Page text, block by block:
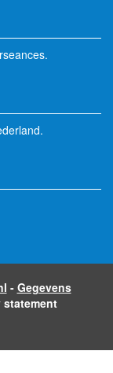
- Gegevens
statement